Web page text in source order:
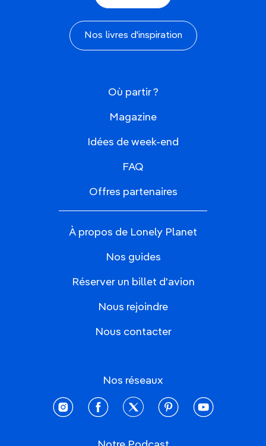
Nos livres d'inspiration
Où partir ?
Magazine
Idées de week-end
FAQ
Offres partenaires
À propos de Lonely Planet
Nos guides
Réserver un billet d'avion
Nous rejoindre
Nous contacter
Nos réseaux
instagramfacebooktwitter pinterestyoutube